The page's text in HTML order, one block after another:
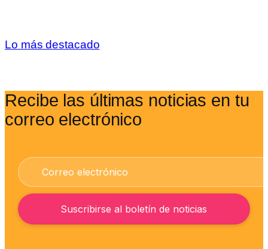
Lo más destacado
Recibe las últimas noticias en tu
correo electrónico